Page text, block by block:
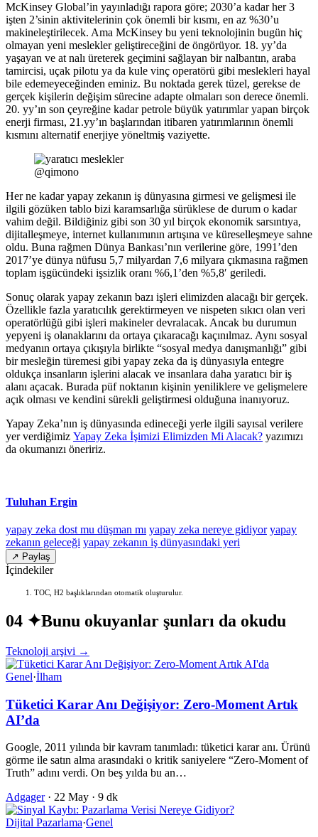
McKinsey Global’in yayınladığı rapora göre; 2030’a kadar her 3
işten 2’sinin aktivitelerinin çok önemli bir kısmı, en az %30’u
makineleştirilecek. Ama McKinsey bu yeni teknolojinin bugün hiç
olmayan yeni meslekler geliştireceğini de öngörüyor. 18. yy’da
yaşayan ve at nalı üreterek geçimini sağlayan bir nalbantın, araba
tamircisi, uçak pilotu ya da kule vinç operatörü gibi meslekleri hayal
bile edemeyeceğinden eminiz. Bu noktada gerek tüzel, gerekse de
gerçek kişilerin değişim sürecine adapte olmaları son derece önemli.
20. yy’ın son çeyreğine kadar petrole büyük yatırımlar yapan birçok
enerji firması, 21.yy’ın başlarından itibaren yatırımlarının önemli
kısmını alternatif enerjiye yöneltmiş vaziyette.
@qimono
Her ne kadar yapay zekanın iş dünyasına girmesi ve gelişmesi ile
ilgili gözüken tablo bizi karamsarlığa sürüklese de durum o kadar
vahim değil. Bildiğiniz gibi son 30 yıl birçok ekonomik sarsıntıya,
dijitalleşmeye, internet kullanımının artışına ve küreselleşmeye sahne
oldu. Buna rağmen Dünya Bankası’nın verilerine göre, 1991’den
2017’ye dünya nüfusu 5,7 milyardan 7,6 milyara çıkmasına rağmen
toplam işgücündeki işsizlik oranı %6,1’den %5,8′ geriledi.
Sonuç olarak yapay zekanın bazı işleri elimizden alacağı bir gerçek.
Özellikle fazla yaratıcılık gerektirmeyen ve nispeten sıkıcı olan veri
operatörlüğü gibi işleri makineler devralacak. Ancak bu durumun
yepyeni iş olanaklarını da ortaya çıkaracağı kaçınılmaz. Aynı sosyal
medyanın ortaya çıkışıyla birlikte “sosyal medya danışmanlığı” gibi
bir mesleğin türemesi gibi yapay zeka da iş dünyasıyla entegre
oldukça insanların işlerini alacak ve insanlara daha yaratıcı bir iş
alanı açacak. Burada püf noktanın kişinin yeniliklere ve gelişmelere
açık olması ve kendini sürekli geliştirmesi olduğuna inanıyoruz.
Yapay Zeka’nın iş dünyasında edineceği yerle ilgili sayısal verilere
yer verdiğimiz Yapay Zeka İşimizi Elimizden Mi Alacak? yazımızı
da okumanızı öneririz.
Tuluhan Ergin
yapay zeka dost mu düşman mı yapay zeka nereye gidiyor yapay
zekanın geleceği yapay zekanın iş dünyasındaki yeri
↗ Paylaş
İçindekiler
TOC, H2 başlıklarından otomatik oluşturulur.
04 ✦Bunu okuyanlar şunları da okudu
Teknoloji arşivi →
Genel·İlham
Tüketici Karar Anı Değişiyor: Zero-Moment Artık
AI’da
Google, 2011 yılında bir kavram tanımladı: tüketici karar anı. Ürünü
görme ile satın alma arasındaki o kritik saniyelere “Zero-Moment of
Truth” adını verdi. On beş yılda bu an…
Adgager · 22 May · 9 dk
Dijital Pazarlama·Genel